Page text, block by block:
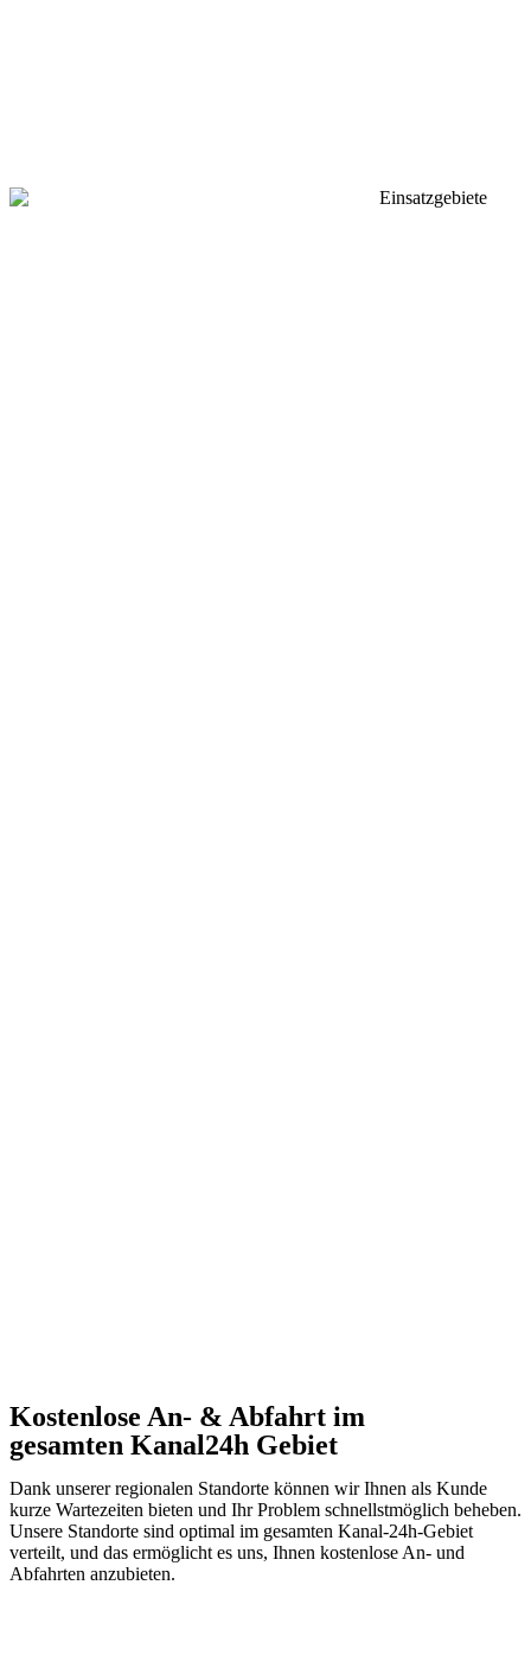
Kostenlose An- & Abfahrt im
gesamten Kanal24h Gebiet
Dank unserer regionalen Standorte können wir Ihnen als Kunde
kurze Wartezeiten bieten und Ihr Problem schnellstmöglich beheben.
Unsere Standorte sind optimal im gesamten Kanal-24h-Gebiet
verteilt, und das ermöglicht es uns, Ihnen kostenlose An- und
Abfahrten anzubieten.